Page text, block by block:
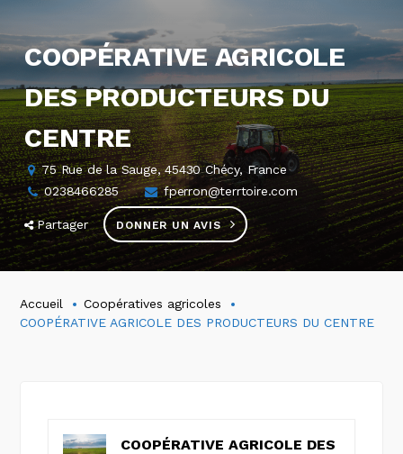
COOPÉRATIVE AGRICOLE
DES PRODUCTEURS DU
CENTRE
75 Rue de la Sauge, 45430 Chécy, France
0238466285
fperron@terrtoire.com
Partager DONNER UN AVIS
Accueil
Coopératives agricoles
COOPÉRATIVE AGRICOLE DES PRODUCTEURS DU CENTRE
COOPÉRATIVE AGRICOLE DES